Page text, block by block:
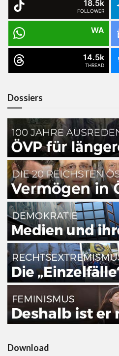
18.5k
FOLLOWER
WA
14.5k
THREAD
Dossiers
Download